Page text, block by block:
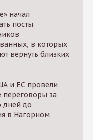
начал
посты
в которых
вернуть близких
и ЕС провели
переговоры за
дней до
в Нагорном